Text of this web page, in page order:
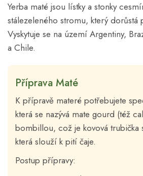
Yerba maté jsou lístky a stonky
stálezeleného stromu, který dorůstá
Vyskytuje se na území Argentiny,
a Chile.
Příprava Maté
K přípravě materé potřebujete
která se nazývá mate gourd (též
bombillou, což je kovová trubička
která slouží k pití čaje.
Postup přípravy: